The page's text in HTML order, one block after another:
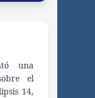
una
el
14,